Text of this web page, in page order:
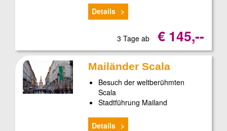
Details
3 Tage ab € 145,--
Mailänder Scala
Besuch der weltberühmten
Scala
Stadtführung Mailand
Details